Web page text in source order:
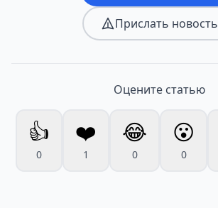
Прислать новость
Оцените статью
👍
0
❤️
1
😂
0
😮
0